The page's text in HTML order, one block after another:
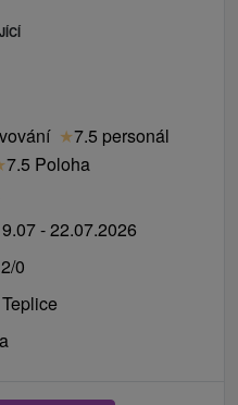
★7.5 personál
7.5 Poloha
- 22.07.2026
2/0